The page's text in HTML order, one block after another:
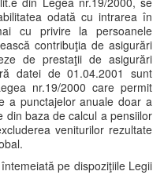
odată cu intrarea în
cu privire la persoanele
contribuţia de asigurări
de prestaţii de asigurări
datei de 01.04.2001 sunt
nr.19/2000 care permit
a punctajelor anuale doar a
din baza de calcul a pensiilor
veniturilor rezultate
pe dispoziţiile Legii